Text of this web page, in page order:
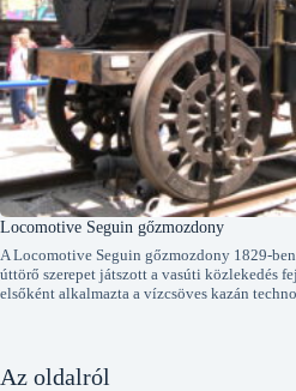
Locomotive Seguin gőzmozdony
A Locomotive Seguin gőzmozdony 1829-
úttörő szerepet játszott a vasúti közlekedés
elsőként alkalmazta a vízcsöves kazán
Az oldalról